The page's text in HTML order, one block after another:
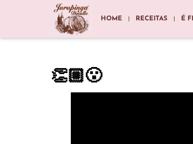
HOME RECEITAS É
👏🏼😮